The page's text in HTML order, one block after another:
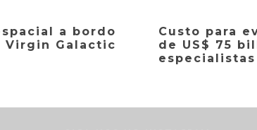
a bordo
Virgin Galactic
Custo para
de US$ 75
especialistas